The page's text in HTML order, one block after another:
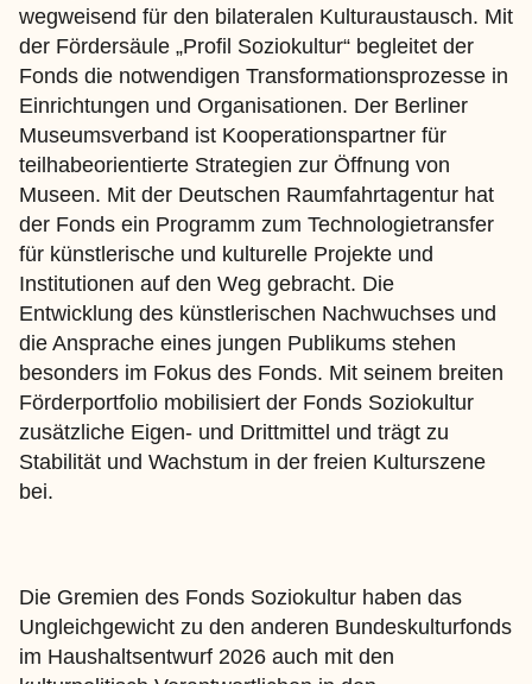
wegweisend für den bilateralen Kulturaustausch. Mit
der Fördersäule „Profil Soziokultur“ begleitet der
Fonds die notwendigen Transformationsprozesse in
Einrichtungen und Organisationen. Der Berliner
Museumsverband ist Kooperationspartner für
teilhabeorientierte Strategien zur Öffnung von
Museen. Mit der Deutschen Raumfahrtagentur hat
der Fonds ein Programm zum Technologietransfer
für künstlerische und kulturelle Projekte und
Institutionen auf den Weg gebracht. Die
Entwicklung des künstlerischen Nachwuchses und
die Ansprache eines jungen Publikums stehen
besonders im Fokus des Fonds. Mit seinem breiten
Förderportfolio mobilisiert der Fonds Soziokultur
zusätzliche Eigen- und Drittmittel und trägt zu
Stabilität und Wachstum in der freien Kulturszene
bei.
Die Gremien des Fonds Soziokultur haben das
Ungleichgewicht zu den anderen Bundeskulturfonds
im Haushaltsentwurf 2026 auch mit den